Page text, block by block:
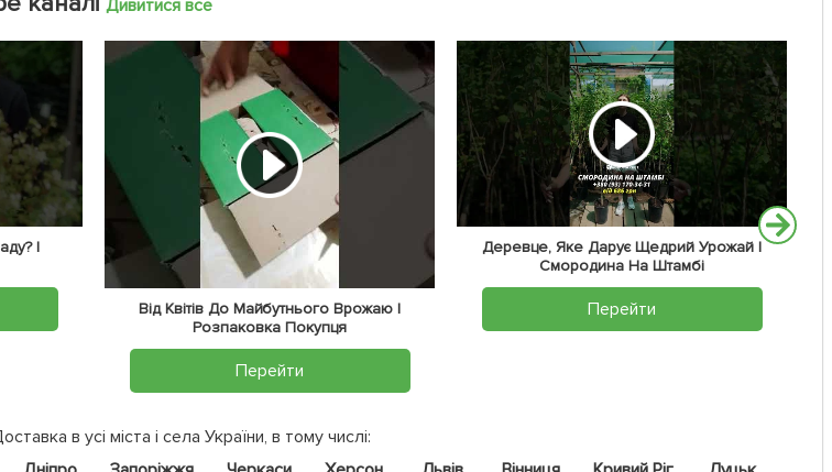
Дивитися все
|
Від Квітів До Майбутнього Врожаю |
Розпаковка Покупця
Перейти
Деревце, Яке Дарує Щедрий Урожай |
Смородина На Штамбі
Перейти
в усі міста і села України, в тому числі: